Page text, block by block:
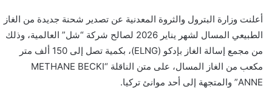
أعلنت وزارة البترول والثروة المعدنية عن تصدير شحنة جديدة من الغاز
الطبيعي المسال لشهر يناير 2026 لصالح شركة “شل” العالمية، وذلك
من مجمع إسالة الغاز بإدكو (ELNG)، بكمية تصل إلى 150 ألف متر
مكعب من الغاز المسال، على متن الناقلة “METHANE BECKI
ANNE” والمتجهة إلى أحد موانئ تركيا.